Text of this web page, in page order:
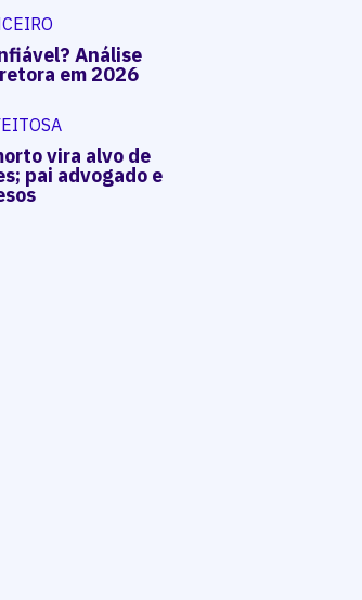
Análise
em 2026
vira alvo de
pai advogado e